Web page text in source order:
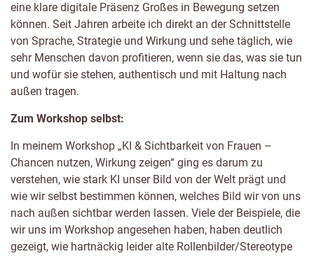
eine klare digitale Präsenz Großes in Bewegung setzen
können. Seit Jahren arbeite ich direkt an der Schnittstelle
von Sprache, Strategie und Wirkung und sehe täglich, wie
sehr Menschen davon profitieren, wenn sie das, was sie tun
und wofür sie stehen, authentisch und mit Haltung nach
außen tragen.
Zum Workshop selbst:
In meinem Workshop „KI & Sichtbarkeit von Frauen –
Chancen nutzen, Wirkung zeigen“ ging es darum zu
verstehen, wie stark KI unser Bild von der Welt prägt und
wie wir selbst bestimmen können, welches Bild wir von uns
nach außen sichtbar werden lassen. Viele der Beispiele, die
wir uns im Workshop angesehen haben, haben deutlich
gezeigt, wie hartnäckig leider alte Rollenbilder/Stereotype